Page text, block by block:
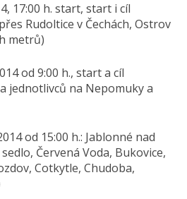
17:00 h. start, start i cíl
Rudoltice v Čechách, Ostrov
me­trů)
od 9:00 h., start a cíl
jednotlivců na Nepomuky a
od 15:00 h.: Jablonné nad
Červená Voda, Bukovice,
Cotkytle, Chudoba,